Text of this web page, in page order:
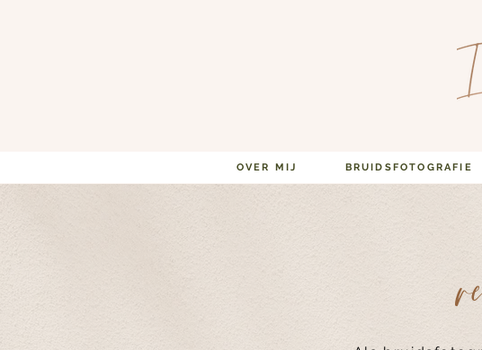
OVER MIJ BRUIDSFOTOGRAFIE